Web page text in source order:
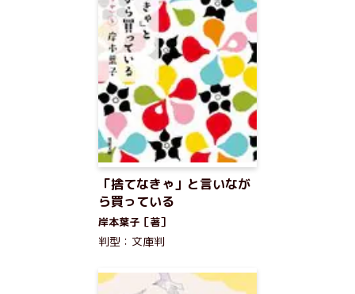
「捨てなきゃ」と言いなが
ら買っている
岸本葉子［著］
判型：文庫判